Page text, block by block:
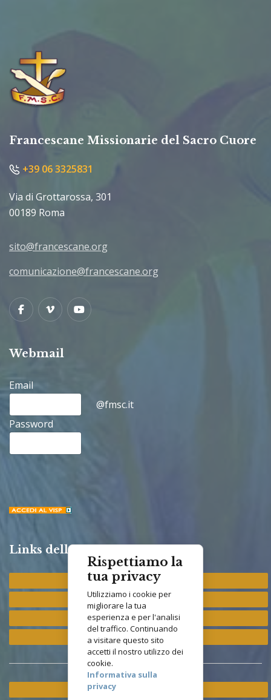
Rispettiamo la
tua privacy
Utilizziamo i cookie per
migliorare la tua
esperienza e per l'analisi
del traffico. Continuando
a visitare questo sito
accetti il nostro utilizzo dei
cookie.
Informativa sulla
privacy
Francescane Missionarie del Sacro Cuore
+39 06 3325831
Via di Grottarossa, 301
00189 Roma
sito@francescane.org
comunicazione@francescane.org
FacebookVimeoYoutube
Webmail
Email
@fmsc.it
Password
Links della Congregazione
Provincia "St. Francis"
Provincia "M. Immacolata"
Provincia "S. Antonio"
Provincia "S. Elisabetta"
Ramo ETS